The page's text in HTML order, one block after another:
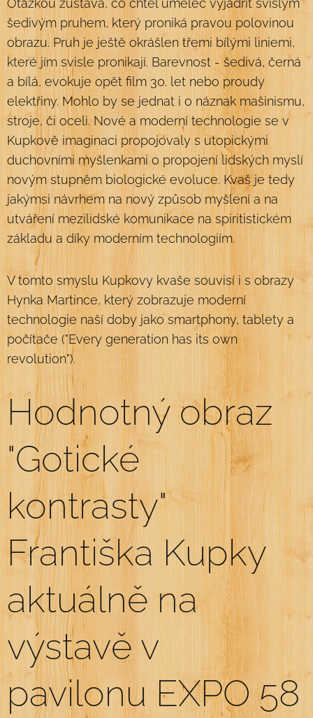
Otázkou zůstává, co chtěl umělec vyjádřit svislým
šedivým pruhem, který proniká pravou polovinou
obrazu. Pruh je ještě okrášlen třemi bílými liniemi,
které jím svisle pronikají. Barevnost - šedivá, černá
a bílá, evokuje opět film 30. let nebo proudy
elektřiny. Mohlo by se jednat i o náznak mašinismu,
stroje, či oceli. Nové a moderní technologie se v
Kupkově imaginaci propojovaly s utopickými
duchovními myšlenkami o propojení lidských myslí
novým stupněm biologické evoluce. Kvaš je tedy
jakýmsi návrhem na nový způsob myšlení a na
utváření mezilidské komunikace na spiritistickém
základu a díky moderním technologiím.
V tomto smyslu Kupkovy kvaše souvisí i s obrazy
Hynka Martince, který zobrazuje moderní
technologie naší doby jako smartphony, tablety a
počítače ("Every generation has its own
revolution").
Hodnotný obraz
"Gotické
kontrasty"
Františka Kupky
aktuálně na
výstavě v
pavilonu EXPO 58